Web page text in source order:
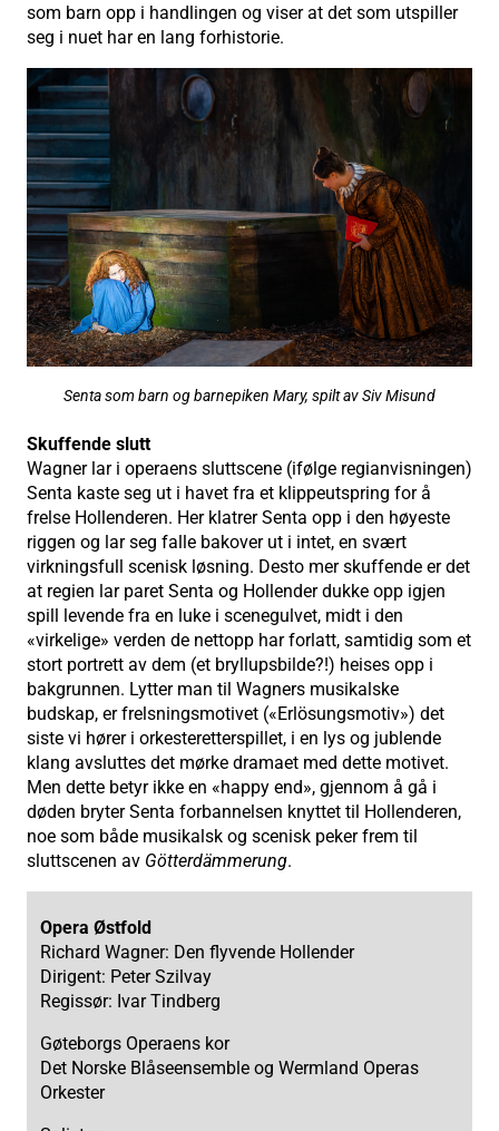
som barn opp i handlingen og viser at det som utspiller
seg i nuet har en lang forhistorie.
Senta som barn og barnepiken Mary, spilt av Siv Misund
Skuffende slutt
Wagner lar i operaens sluttscene (ifølge regianvisningen)
Senta kaste seg ut i havet fra et klippeutspring for å
frelse Hollenderen. Her klatrer Senta opp i den høyeste
riggen og lar seg falle bakover ut i intet, en svært
virkningsfull scenisk løsning. Desto mer skuffende er det
at regien lar paret Senta og Hollender dukke opp igjen
spill levende fra en luke i scenegulvet, midt i den
«virkelige» verden de nettopp har forlatt, samtidig som et
stort portrett av dem (et bryllupsbilde?!) heises opp i
bakgrunnen. Lytter man til Wagners musikalske
budskap, er frelsningsmotivet («Erlösungsmotiv») det
siste vi hører i orkesteretterspillet, i en lys og jublende
klang avsluttes det mørke dramaet med dette motivet.
Men dette betyr ikke en «happy end», gjennom å gå i
døden bryter Senta forbannelsen knyttet til Hollenderen,
noe som både musikalsk og scenisk peker frem til
sluttscenen av Götterdämmerung.
Opera Østfold
Richard Wagner: Den flyvende Hollender
Dirigent: Peter Szilvay
Regissør: Ivar Tindberg
Gøteborgs Operaens kor
Det Norske Blåseensemble og Wermland Operas
Orkester